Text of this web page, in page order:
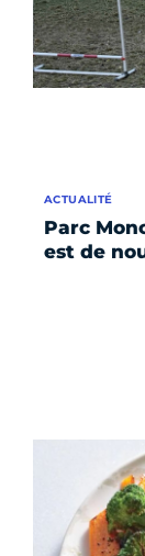
Parc
est de
ACTUALITÉ